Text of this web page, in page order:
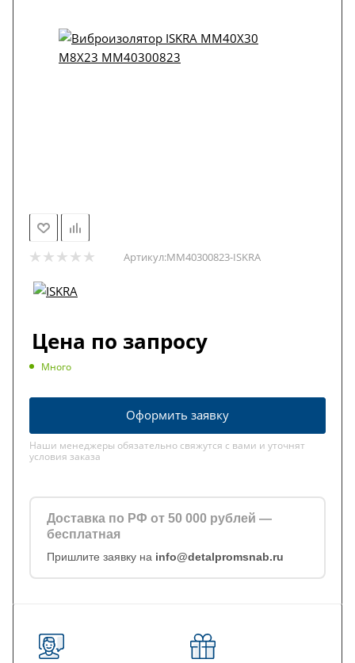
Артикул:MM40300823-ISKRA
Цена по запросу
Много
Оформить заявку
Наши менеджеры обязательно свяжутся с вами и уточнят
условия заказа
Доставка по РФ от 50 000 рублей —
бесплатная
Пришлите заявку на info@detalpromsnab.ru